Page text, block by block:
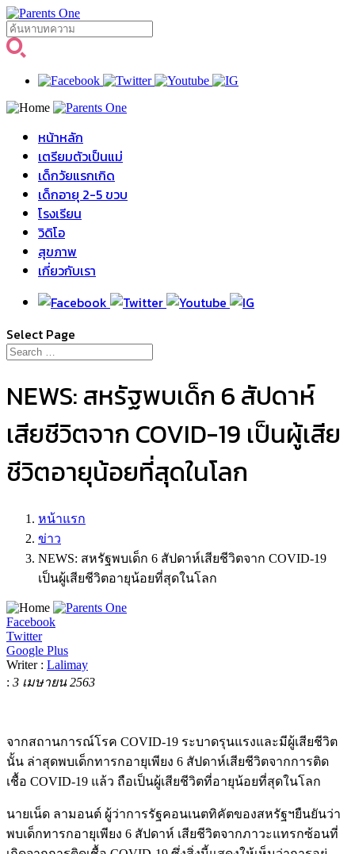
หน้าหลัก
เตรียมตัวเป็นแม่
เด็กวัยแรกเกิด
เด็กอายุ 2-5 ขวบ
โรงเรียน
วิดิโอ
สุขภาพ
เกี่ยวกับเรา
Select Page
NEWS: สหรัฐพบเด็ก 6 สัปดาห์
เสียชีวิตจาก COVID-19 เป็นผู้เสีย
ชีวิตอายุน้อยที่สุดในโลก
หน้าแรก
ข่าว
NEWS: สหรัฐพบเด็ก 6 สัปดาห์เสียชีวิตจาก COVID-19
เป็นผู้เสียชีวิตอายุน้อยที่สุดในโลก
Facebook
Twitter
Google Plus
Writer : Lalimay
: 3 เมษายน 2563
จากสถานการณ์โรค COVID-19 ระบาดรุนแรงและมีผู้เสียชีวิต
นั้น ล่าสุดพบเด็กทารกอายุเพียง 6 สัปดาห์เสียชีวิตจากการติด
เชื้อ COVID-19 แล้ว ถือเป็นผู้เสียชีวิตที่อายุน้อยที่สุดในโลก
นายเน็ด ลามอนต์ ผู้ว่าการรัฐคอนเนตทิคัตของสหรัฐฯยืนยันว่า
พบเด็กทารกอายุเพียง 6 สัปดาห์ เสียชีวิตจากภาวะแทรกซ้อนที่